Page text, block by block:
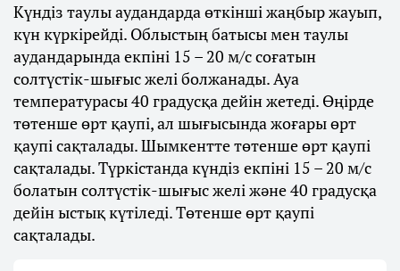
Күндіз таулы аудандарда өткінші жаңбыр жауып,
күн күркірейді. Облыстың батысы мен таулы
аудандарында екпіні 15 – 20 м/с соғатын
солтүстік-шығыс желі болжанады. Ауа
температурасы 40 градусқа дейін жетеді. Өңірде
төтенше өрт қаупі, ал шығысында жоғары өрт
қаупі сақталады. Шымкентте төтенше өрт қаупі
сақталады. Түркістанда күндіз екпіні 15 – 20 м/с
болатын солтүстік-шығыс желі және 40 градусқа
дейін ыстық күтіледі. Төтенше өрт қаупі
сақталады.